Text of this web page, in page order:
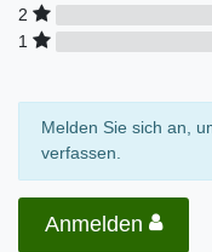
2
1
Melden Sie sich an,
verfassen.
Anmelden